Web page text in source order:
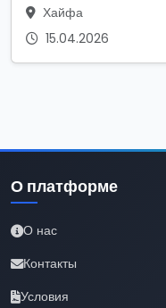
Хайфа
15.04.2026
О платформе
О нас
Контакты
Условия